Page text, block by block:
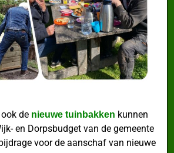
de nieuwe tuinbakken kunnen
en Dorpsbudget van de gemeente
voor de aanschaf van nieuwe